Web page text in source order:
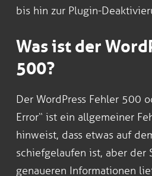
bis hin zur Plugin-
Was ist der
500?
Der WordPress Fehler 500
Error“ ist ein allgemeiner
hinweist, dass etwas auf
schiefgelaufen ist, aber der
genaueren Informationen